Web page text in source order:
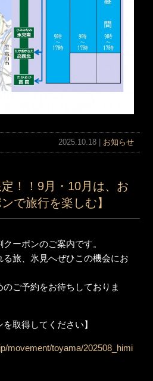
2025.10.18 | お知らせ
定！！9月・10月は、お
で旅行を楽しむ】
ーポンのご案内です。
旅、氷見へぜひこの機会にお
ご予約をお待ちしておりま
取得してください】
movement/toyama/202508_himi